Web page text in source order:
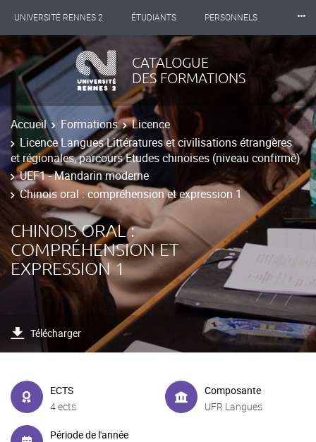
UNIVERSITÉ RENNES 2 ÉTUDIANTS PERSONNELS
INTERNATIONAL PROFESSIONNELS
LES NOUVELLES DE RENNES 2
⸱⸱⸱
CATALOGUE
DES FORMATIONS
Accueil Formations
Licence
Licence Langues Littératures et civilisations étrangères
et régionales, parcours Etudes chinoises (niveau confirmé)
UEF1 - Mandarin moderne
Chinois oral : compréhension et expression 1
CHINOIS ORAL :
COMPRÉHENSION ET
EXPRESSION 1
Télécharger
ECTS
4 ects
Composante
UFR Langues
Période de l'année